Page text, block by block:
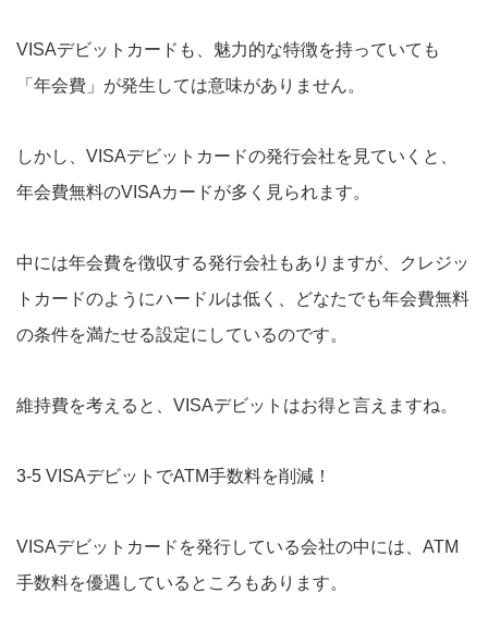
VISAデビットカードも、魅力的な特徴を持っていても
「年会費」が発生しては意味がありません。
しかし、VISAデビットカードの発行会社を見ていくと、
年会費無料のVISAカードが多く見られます。
中には年会費を徴収する発行会社もありますが、クレジッ
トカードのようにハードルは低く、どなたでも年会費無料
の条件を満たせる設定にしているのです。
維持費を考えると、VISAデビットはお得と言えますね。
3-5 VISAデビットでATM手数料を削減！
VISAデビットカードを発行している会社の中には、ATM
手数料を優遇しているところもあります。